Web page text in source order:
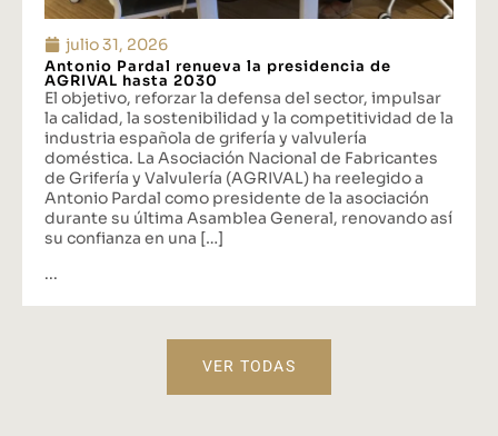
julio 31, 2026
Antonio Pardal renueva la presidencia de
AGRIVAL hasta 2030
El objetivo, reforzar la defensa del sector, impulsar
la calidad, la sostenibilidad y la competitividad de la
industria española de grifería y valvulería
doméstica. La Asociación Nacional de Fabricantes
de Grifería y Valvulería (AGRIVAL) ha reelegido a
Antonio Pardal como presidente de la asociación
durante su última Asamblea General, renovando así
su confianza en una […]
...
VER TODAS